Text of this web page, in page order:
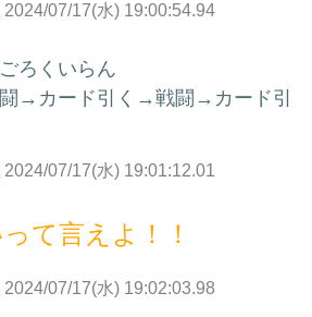
2024/07/17(水) 19:00:54.94
ろくいらん
→カード引く→戦闘→カード引
2024/07/17(水) 19:01:12.01
て言えよ！！
2024/07/17(水) 19:02:03.98